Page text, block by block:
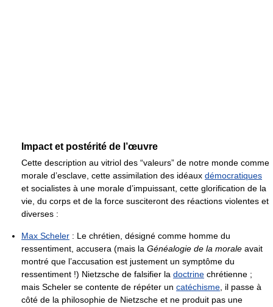
Impact et postérité de l’œuvre
Cette description au vitriol des “valeurs” de notre monde comme
morale d’esclave, cette assimilation des idéaux démocratiques
et socialistes à une morale d’impuissant, cette glorification de la
vie, du corps et de la force susciteront des réactions violentes et
diverses :
Max Scheler : Le chrétien, désigné comme homme du
ressentiment, accusera (mais la Généalogie de la morale avait
montré que l’accusation est justement un symptôme du
ressentiment !) Nietzsche de falsifier la doctrine chrétienne ;
mais Scheler se contente de répéter un catéchisme , il passe à
côté de la philosophie de Nietzsche et ne produit pas une